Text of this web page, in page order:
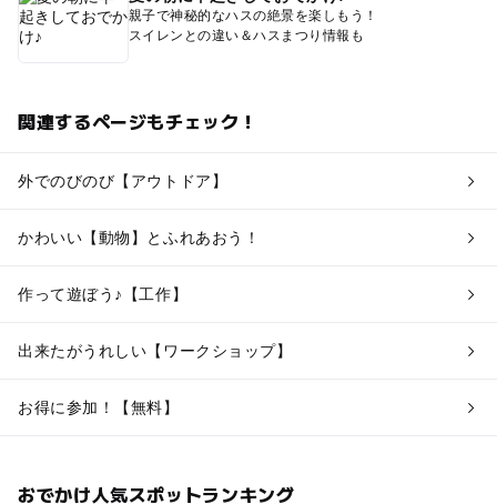
親子で神秘的なハスの絶景を楽しもう！
スイレンとの違い＆ハスまつり情報も
関連するページもチェック！
外でのびのび【アウトドア】
かわいい【動物】とふれあおう！
作って遊ぼう♪【工作】
出来たがうれしい【ワークショップ】
お得に参加！【無料】
おでかけ人気スポットランキング